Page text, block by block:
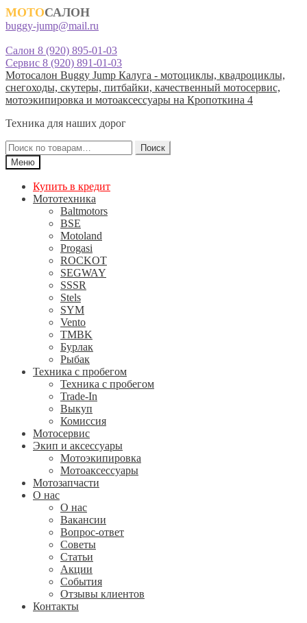
МОТОСАЛОН
buggy-jump@mail.ru
Салон 8 (920) 895-01-03
Сервис 8 (920) 891-01-03
Перейти
к
навигации
Перейти
к
содержимому
Мотосалон Buggy Jump Калуга - мотоциклы, квадроциклы,
снегоходы, скутеры, питбайки, качественный мотосервис,
мотоэкипировка и мотоаксессуары на Кропоткина 4
Техника для наших дорог
Искать:
Поиск
Меню
Купить в кредит
Мототехника
Baltmotors
BSE
Motoland
Progasi
ROCKOT
SEGWAY
SSSR
Stels
SYM
Vento
TMBK
Бурлак
Рыбак
Техника с пробегом
Техника с пробегом
Trade-In
Выкуп
Комиссия
Мотосервис
Экип и аксессуары
Мотоэкипировка
Мотоаксессуары
Мотозапчасти
О нас
О нас
Вакансии
Вопрос-ответ
Советы
Статьи
Акции
События
Отзывы клиентов
Контакты